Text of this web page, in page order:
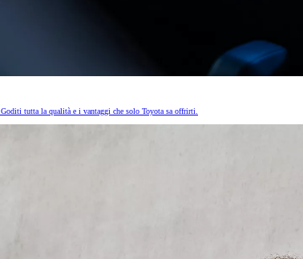
tutta la qualità e i vantaggi che solo Toyota sa offrirti.